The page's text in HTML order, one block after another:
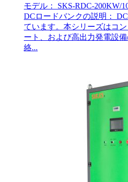
モデル： SKS-RDC-200KW/
DCロードバンクの説明：
ています。本シリーズはコ
ート、および高出力発電設
絡...